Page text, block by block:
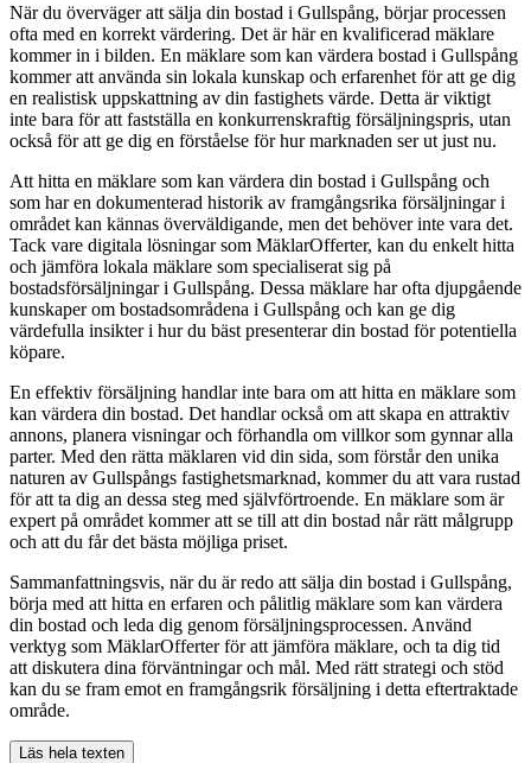
När du överväger att sälja din bostad i Gullspång, börjar processen
ofta med en korrekt värdering. Det är här en kvalificerad mäklare
kommer in i bilden. En mäklare som kan värdera bostad i Gullspång
kommer att använda sin lokala kunskap och erfarenhet för att ge dig
en realistisk uppskattning av din fastighets värde. Detta är viktigt
inte bara för att fastställa en konkurrenskraftig försäljningspris, utan
också för att ge dig en förståelse för hur marknaden ser ut just nu.
Att hitta en mäklare som kan värdera din bostad i Gullspång och
som har en dokumenterad historik av framgångsrika försäljningar i
området kan kännas överväldigande, men det behöver inte vara det.
Tack vare digitala lösningar som MäklarOfferter, kan du enkelt hitta
och jämföra lokala mäklare som specialiserat sig på
bostadsförsäljningar i Gullspång. Dessa mäklare har ofta djupgående
kunskaper om bostadsområdena i Gullspång och kan ge dig
värdefulla insikter i hur du bäst presenterar din bostad för potentiella
köpare.
En effektiv försäljning handlar inte bara om att hitta en mäklare som
kan värdera din bostad. Det handlar också om att skapa en attraktiv
annons, planera visningar och förhandla om villkor som gynnar alla
parter. Med den rätta mäklaren vid din sida, som förstår den unika
naturen av Gullspångs fastighetsmarknad, kommer du att vara rustad
för att ta dig an dessa steg med självförtroende. En mäklare som är
expert på området kommer att se till att din bostad når rätt målgrupp
och att du får det bästa möjliga priset.
Sammanfattningsvis, när du är redo att sälja din bostad i Gullspång,
börja med att hitta en erfaren och pålitlig mäklare som kan värdera
din bostad och leda dig genom försäljningsprocessen. Använd
verktyg som MäklarOfferter för att jämföra mäklare, och ta dig tid
att diskutera dina förväntningar och mål. Med rätt strategi och stöd
kan du se fram emot en framgångsrik försäljning i detta eftertraktade
område.
Läs hela texten